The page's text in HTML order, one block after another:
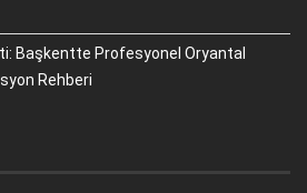
Başkentte Profesyonel Oryantal
Rehberi